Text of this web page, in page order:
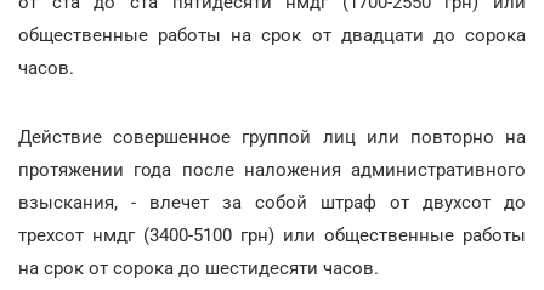
общественные работы на срок от двадцати до сорока
часов.
Действие совершенное группой лиц или повторно на
протяжении года после наложения административного
взыскания, - влечет за собой штраф от двухсот до
трехсот нмдг (3400-5100 грн) или общественные работы
на срок от сорока до шестидесяти часов.